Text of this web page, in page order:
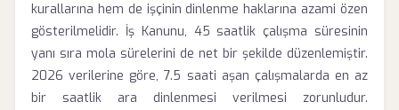
kurallarına hem de işçinin dinlenme haklarına azami özen
gösterilmelidir. İş Kanunu, 45 saatlik çalışma süresinin
yanı sıra mola sürelerini de net bir şekilde düzenlemiştir.
2026 verilerine göre, 7.5 saati aşan çalışmalarda en az
bir saatlik ara dinlenmesi verilmesi zorunludur.